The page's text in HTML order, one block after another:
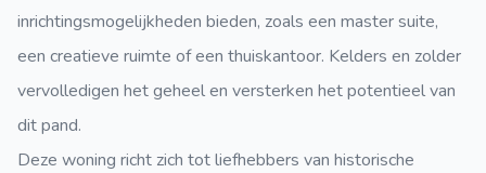
inrichtingsmogelijkheden bieden, zoals een master suite,
een creatieve ruimte of een thuiskantoor. Kelders en zolder
vervolledigen het geheel en versterken het potentieel van
dit pand.
Deze woning richt zich tot liefhebbers van historische